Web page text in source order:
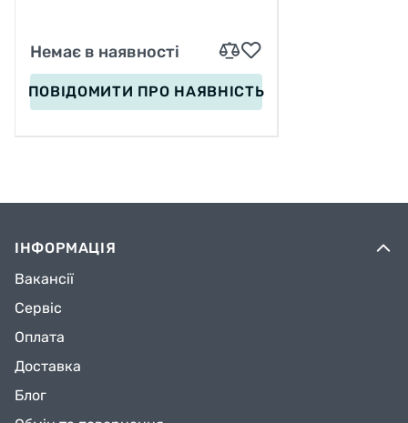
Немає в наявності
ПОВІДОМИТИ ПРО НАЯВНІСТЬ
ІНФОРМАЦІЯ
Вакансії
Сервіс
Оплата
Доставка
Блог